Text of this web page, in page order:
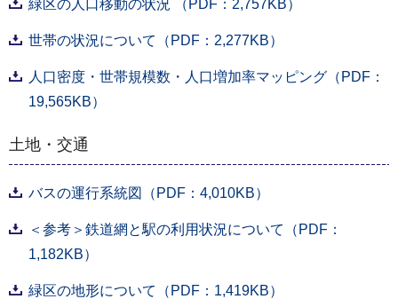
緑区の人口移動の状況 （PDF：2,757KB）
世帯の状況について（PDF：2,277KB）
人口密度・世帯規模数・人口増加率マッピング（PDF：
19,565KB）
土地・交通
バスの運行系統図（PDF：4,010KB）
＜参考＞鉄道網と駅の利用状況について（PDF：
1,182KB）
緑区の地形について（PDF：1,419KB）